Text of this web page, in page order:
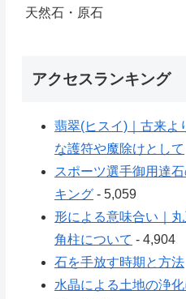
天然石・原石
アクセスランキング
翡翠(ヒスイ)｜古来よ
な護符や魔除けとして
スポーツ選手御用達
キング - 5,059
形による意味合い｜
角柱について - 4,904
石を手放す時期と方法
水晶による土地の浄